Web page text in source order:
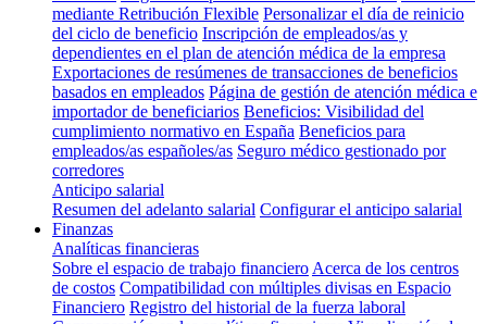
mediante Retribución Flexible Personalizar el día de reinicio
del ciclo de beneficio Inscripción de empleados/as y
dependientes en el plan de atención médica de la empresa
Exportaciones de resúmenes de transacciones de beneficios
basados en empleados Página de gestión de atención médica e
importador de beneficiarios Beneficios: Visibilidad del
cumplimiento normativo en España Beneficios para
empleados/as españoles/as Seguro médico gestionado por
corredores
Anticipo salarial
Resumen del adelanto salarial Configurar el anticipo salarial
Finanzas
Analíticas financieras
Sobre el espacio de trabajo financiero Acerca de los centros
de costos Compatibilidad con múltiples divisas en Espacio
Financiero Registro del historial de la fuerza laboral